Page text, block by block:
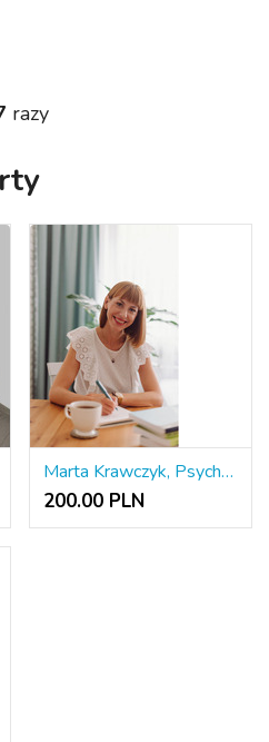
razy
Marta Krawczyk, Psychoterapia indywidualna, sesje w gabinecie lub on- line
200.00 PLN